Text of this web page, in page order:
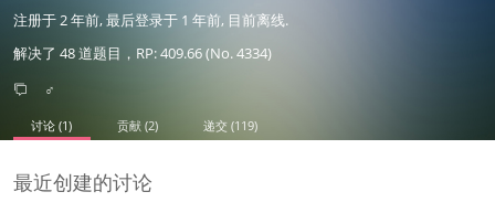
注册于2 年前, 最后登录于 1 年前, 目前离线.
解决了 48 道题目，RP: 409.66 (No. 4334)
♂
讨论 (1) 贡献 (2) 递交 (119)
最近创建的讨论